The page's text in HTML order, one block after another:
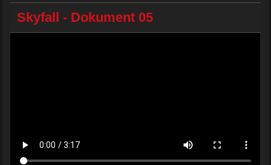
Skyfall - Dokument 05